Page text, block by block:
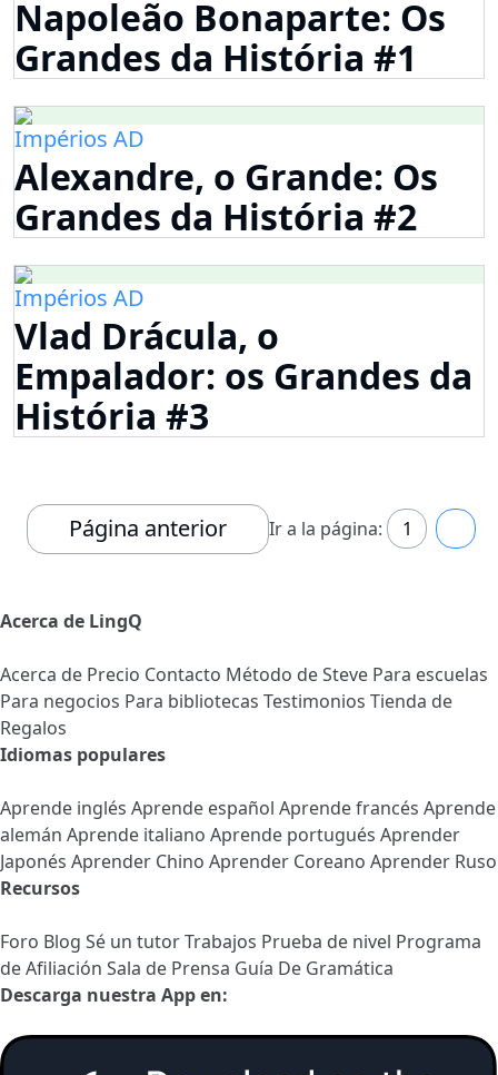
Napoleão Bonaparte: Os
Grandes da História #1
Impérios AD
Alexandre, o Grande: Os
Grandes da História #2
Impérios AD
Vlad Drácula, o
Empalador: os Grandes da
História #3
Página anterior Ir a la página: 1
Acerca de LingQ
Acerca de Precio Contacto Método de Steve Para escuelas
Para negocios Para bibliotecas Testimonios Tienda de
Regalos
Idiomas populares
Aprende inglés Aprende español Aprende francés Aprende
alemán Aprende italiano Aprende portugués Aprender
Japonés Aprender Chino Aprender Coreano Aprender Ruso
Recursos
Foro Blog Sé un tutorTrabajos Prueba de nivel Programa
de Afiliación Sala de Prensa Guía De Gramática
Descarga nuestra App en: